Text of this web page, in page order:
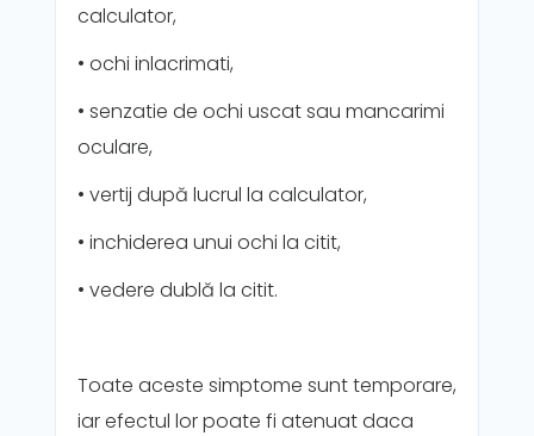
calculator,
• ochi inlacrimati,
• senzatie de ochi uscat sau mancarimi
oculare,
• vertij după lucrul la calculator,
• inchiderea unui ochi la citit,
• vedere dublă la citit.
Toate aceste simptome sunt temporare,
iar efectul lor poate fi atenuat daca